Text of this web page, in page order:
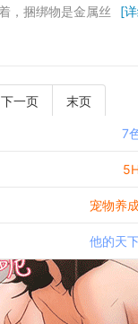
，捆绑物是金属丝
[
下一页 末页
7
宠物养
他的天